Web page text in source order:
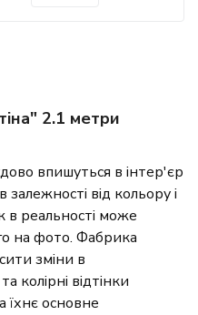
2.1 метри
впишуться в інтер'єр
від кольору і
в реальності може
на фото. Фабрика
зміни в
колірні відтінки
їхнє основне